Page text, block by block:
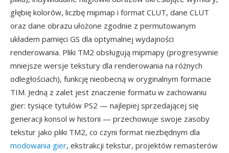
głębię kolorów, liczbę mipmap i format CLUT, dane CLUT
oraz dane obrazu ułożone zgodnie z permutowanym
układem pamięci GS dla optymalnej wydajności
renderowania. Pliki TM2 obsługują mipmapy (progresywnie
mniejsze wersje tekstury dla renderowania na różnych
odległościach), funkcję nieobecną w oryginalnym formacie
TIM. Jedną z zalet jest znaczenie formatu w zachowaniu
gier: tysiące tytułów PS2 — najlepiej sprzedającej się
generacji konsol w historii — przechowuje swoje zasoby
tekstur jako pliki TM2, co czyni format niezbędnym dla
modowania gier, ekstrakcji tekstur, projektów remasterów